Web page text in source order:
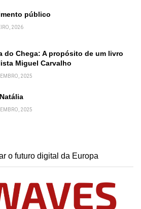
público
2026
do Chega: A propósito de um livro
Miguel Carvalho
2025
2025
o futuro digital da Europa